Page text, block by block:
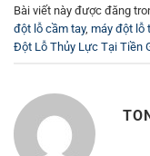
Bài viết này được đăng
đột lỗ cầm tay, máy đột lỗ
Đột Lỗ Thủy Lực Tại Tiền